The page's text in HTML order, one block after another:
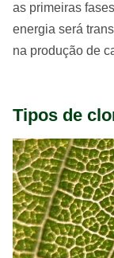
as primeiras
energia será
na produção de
Tipos de